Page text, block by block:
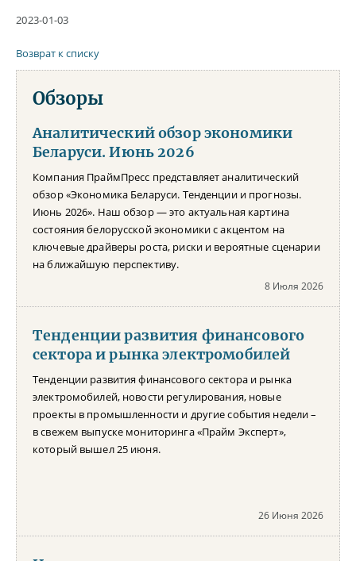
2023-01-03
Возврат к списку
Обзоры
Аналитический обзор экономики
Беларуси. Июнь 2026
Компания ПраймПресс представляет аналитический
обзор «Экономика Беларуси. Тенденции и прогнозы.
Июнь 2026». Наш обзор — это актуальная картина
состояния белорусской экономики с акцентом на
ключевые драйверы роста, риски и вероятные сценарии
на ближайшую перспективу.
8 Июля 2026
Тенденции развития финансового
сектора и рынка электромобилей
Тенденции развития финансового сектора и рынка
электромобилей, новости регулирования, новые
проекты в промышленности и другие события недели –
в свежем выпуске мониторинга «Прайм Эксперт»,
который вышел 25 июня.
26 Июня 2026